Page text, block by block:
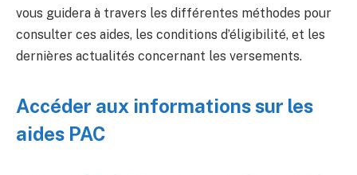
vous guidera à travers les différentes méthodes pour
consulter ces aides, les conditions d’éligibilité, et les
dernières actualités concernant les versements.
Accéder aux informations sur les
aides PAC